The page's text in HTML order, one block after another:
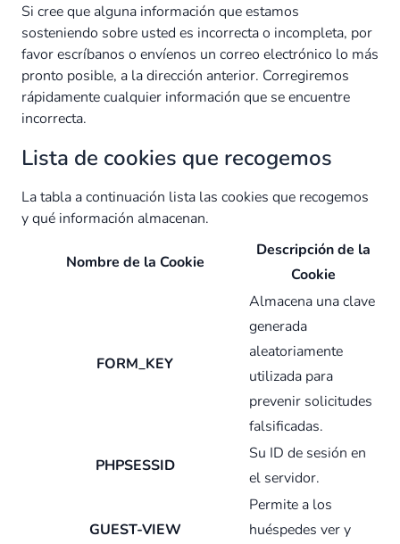
Si cree que alguna información que estamos
sosteniendo sobre usted es incorrecta o incompleta, por
favor escríbanos o envíenos un correo electrónico lo más
pronto posible, a la dirección anterior. Corregiremos
rápidamente cualquier información que se encuentre
incorrecta.
Lista de cookies que recogemos
La tabla a continuación lista las cookies que recogemos
y qué información almacenan.
Nombre de la Cookie
Descripción de la
Cookie
FORM_KEY
Almacena una clave
generada
aleatoriamente
utilizada para
prevenir solicitudes
falsificadas.
PHPSESSID
Su ID de sesión en
el servidor.
GUEST-VIEW
Permite a los
huéspedes ver y